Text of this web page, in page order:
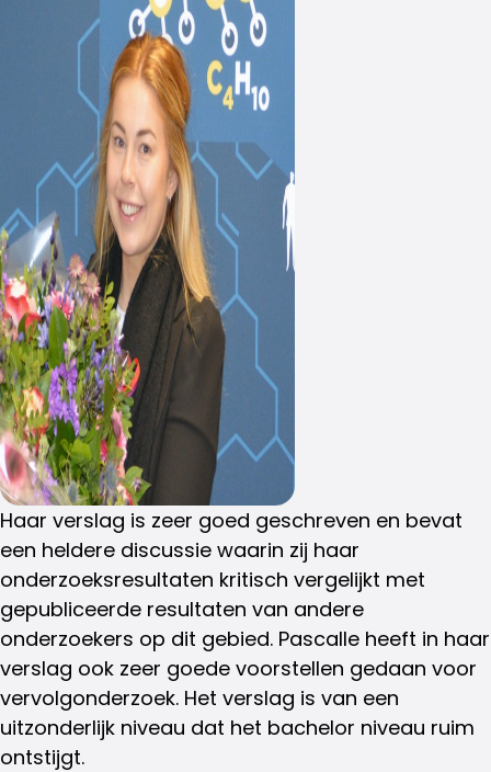
Haar verslag is zeer goed geschreven en bevat
een heldere discussie waarin zij haar
onderzoeksresultaten kritisch vergelijkt met
gepubliceerde resultaten van andere
onderzoekers op dit gebied. Pascalle heeft in haar
verslag ook zeer goede voorstellen gedaan voor
vervolgonderzoek. Het verslag is van een
uitzonderlijk niveau dat het bachelor niveau ruim
ontstijgt.